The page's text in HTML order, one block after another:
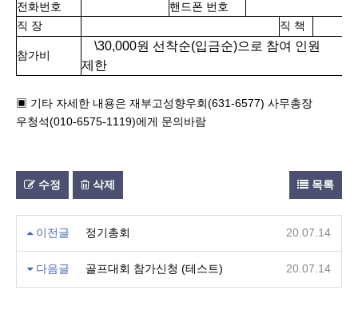
전화번호
핸드폰 번호
직 장
직 책
참가비
\30,000원 선착순(입금순)으로 참여 인원
제한
▣ 기타 자세한 내용은 재부고성향우회 (631-6577) 사무총장
우청석(010-6575-1119)에게 문의바람
수정 삭제 목록
이전글 정기총회 20.07.14
다음글 골프대회 참가신청 (테스트) 20.07.14